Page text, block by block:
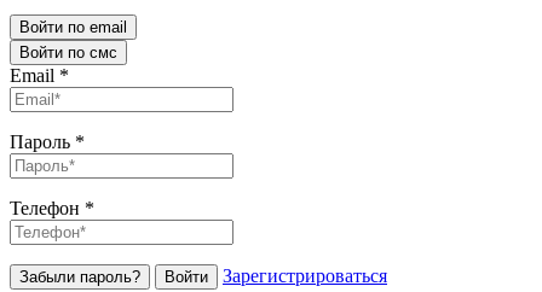
Войти по email
Войти по смс
Email *
Пароль *
Телефон *
Забыли пароль? Войти Зарегистрироваться